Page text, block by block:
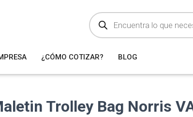
ú
q
a
d
t
o
¿CÓMO COTIZAR? BLOG
Trolley Bag Norris